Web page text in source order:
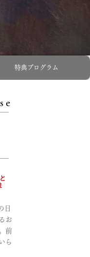
特典プログラム
日
お
前
ら